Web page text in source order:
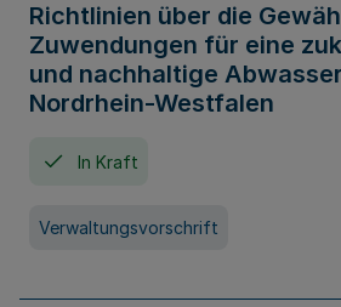
Richtlinien über die
Zuwendungen für eine
und nachhaltige
Nordrhein-Westfalen
In Kraft
Verwaltungsvorschrift